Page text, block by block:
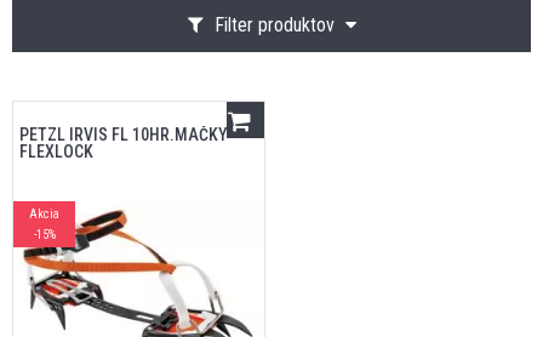
Filter produktov
PETZL IRVIS FL 10HR.MAČKY
FLEXLOCK
Akcia
-15%